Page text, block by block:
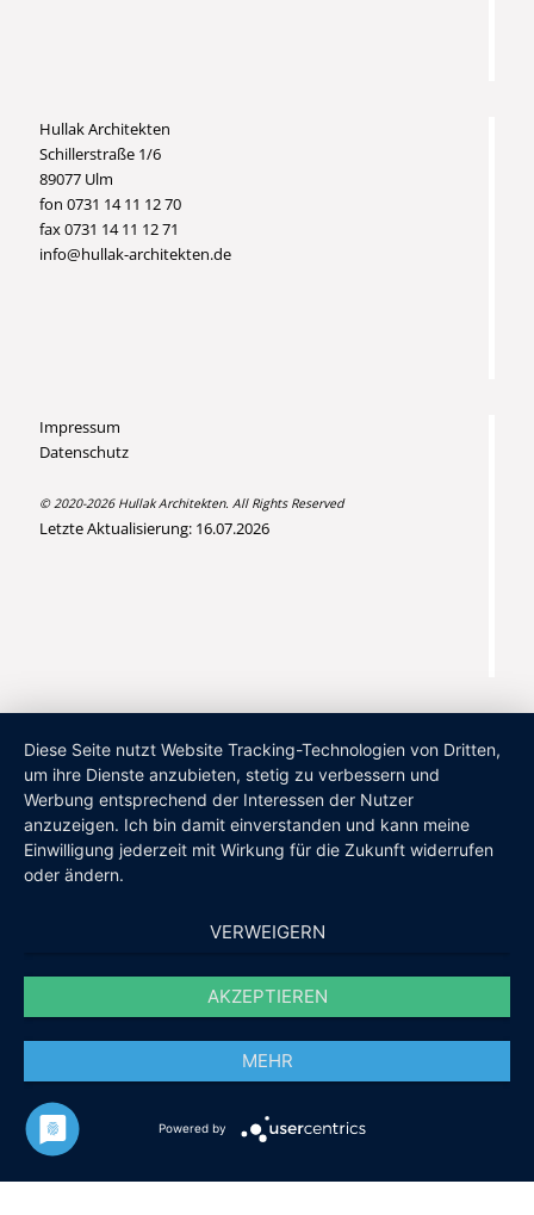
Hullak Architekten
Schillerstraße 1/6
89077 Ulm
fon 0731 14 11 12 70
fax 0731 14 11 12 71
info@hullak-architekten.de
Impressum
Datenschutz
© 2020-2026 Hullak Architekten. All Rights Reserved
Letzte Aktualisierung: 16.07.2026
Diese Seite nutzt Website Tracking-Technologien von Dritten,
um ihre Dienste anzubieten, stetig zu verbessern und
Werbung entsprechend der Interessen der Nutzer
anzuzeigen. Ich bin damit einverstanden und kann meine
Einwilligung jederzeit mit Wirkung für die Zukunft widerrufen
oder ändern.
VERWEIGERN
AKZEPTIEREN
MEHR
Powered by